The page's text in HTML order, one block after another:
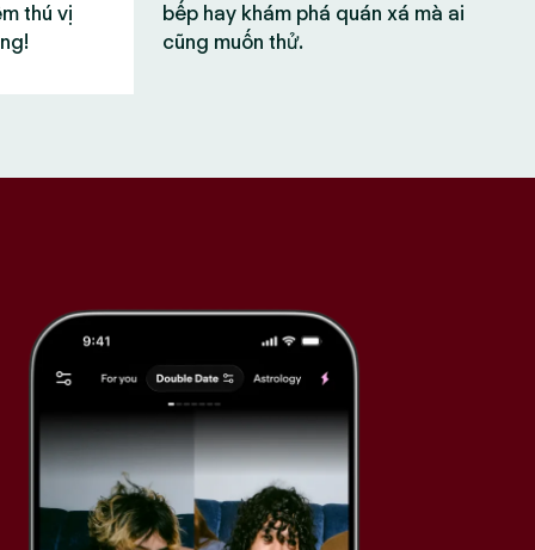
thú vị
bếp hay khám phá quán xá mà ai
cũng muốn thử.